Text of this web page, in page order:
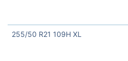
255/50 R21 109H XL